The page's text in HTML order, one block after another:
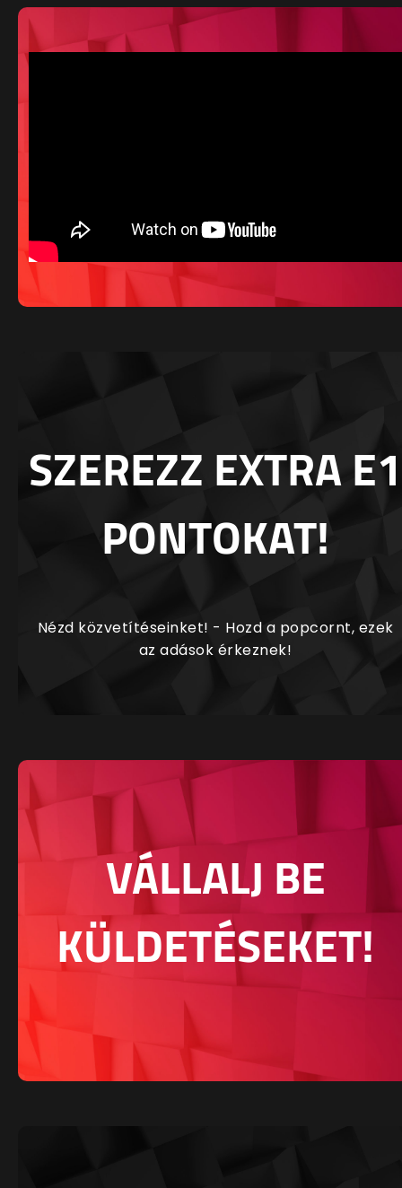
SZEREZZ EXTRA E1
PONTOKAT!
Nézd közvetítéseinket! - Hozd a popcornt, ezek
az adások érkeznek!
VÁLLALJ BE
KÜLDETÉSEKET!